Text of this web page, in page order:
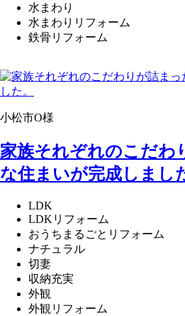
水まわり
水まわりリフォーム
鉄骨リフォーム
小松市O様
家族それぞれのこだわ
な住まいが完成しまし
LDK
LDKリフォーム
おうちまるごとリフォーム
ナチュラル
切妻
収納充実
外観
外観リフォーム